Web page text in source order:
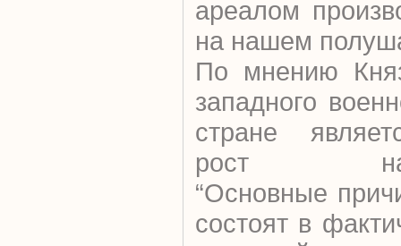
ареалом
на нашем
По мнению
западного
стране
рост
“Основные
состоят в